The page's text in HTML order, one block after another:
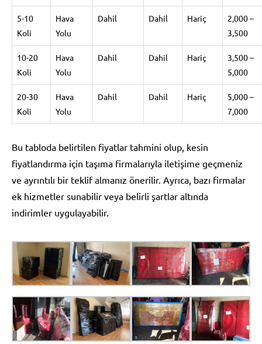
5-10
Koli
Hava
Yolu
Dahil Dahil Hariç
2,000 –
3,500
10-20
Koli
Hava
Yolu
Dahil Dahil Hariç
3,500 –
5,000
20-30
Koli
Hava
Yolu
Dahil Dahil Hariç
5,000 –
7,000
Bu tabloda belirtilen fiyatlar tahmini olup, kesin
fiyatlandırma için taşıma firmalarıyla iletişime geçmeniz
ve ayrıntılı bir teklif almanız önerilir. Ayrıca, bazı firmalar
ek hizmetler sunabilir veya belirli şartlar altında
indirimler uygulayabilir.